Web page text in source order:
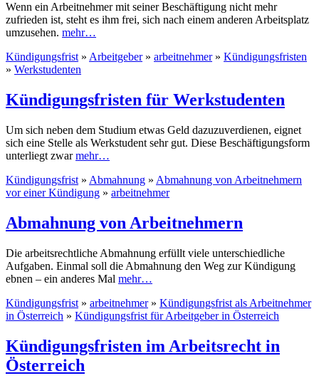
Wenn ein Arbeitnehmer mit seiner Beschäftigung nicht mehr
zufrieden ist, steht es ihm frei, sich nach einem anderen Arbeitsplatz
umzusehen. mehr…
Kündigungsfrist» Arbeitgeber» arbeitnehmer» Kündigungsfristen
» Werkstudenten
Kündigungsfristen für Werkstudenten
Um sich neben dem Studium etwas Geld dazuzuverdienen, eignet
sich eine Stelle als Werkstudent sehr gut. Diese Beschäftigungsform
unterliegt zwarmehr…
Kündigungsfrist » Abmahnung » Abmahnung von Arbeitnehmern
vor einer Kündigung » arbeitnehmer
Abmahnung von Arbeitnehmern
Die arbeitsrechtliche Abmahnung erfüllt viele unterschiedliche
Aufgaben. Einmal soll die Abmahnung den Weg zur Kündigung
ebnen – ein anderes Mal mehr…
Kündigungsfrist » arbeitnehmer» Kündigungsfrist als Arbeitnehmer
in Österreich » Kündigungsfrist für Arbeitgeber in Österreich
Kündigungsfristen im Arbeitsrecht in
Österreich